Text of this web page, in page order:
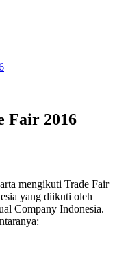
Fair 2016
mengikuti Trade Fair
yang diikuti oleh
Company Indonesia.